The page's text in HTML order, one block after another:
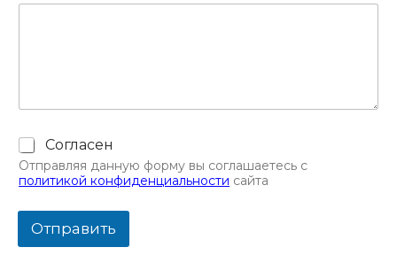
Ч
е
к
о
с
Согласен
Отправляя данную форму вы соглашаетесь с
политикой конфиденциальности сайта
Отправить